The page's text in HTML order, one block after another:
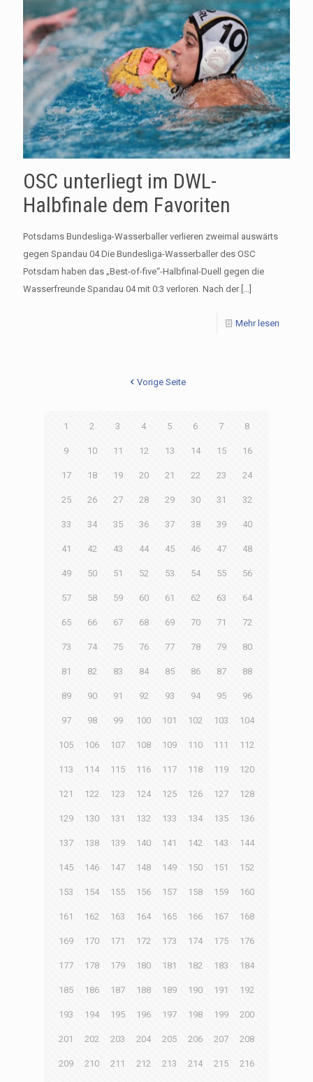
OSC unterliegt im DWL-
Halbfinale dem Favoriten
Potsdams Bundesliga-Wasserballer verlieren zweimal auswärts
gegen Spandau 04 Die Bundesliga-Wasserballer des OSC
Potsdam haben das „Best-of-five“-Halbfinal-Duell gegen die
Wasserfreunde Spandau 04 mit 0:3 verloren. Nach der[…]
Mehr lesen
Vorige Seite
1 2 3 4 5 6 7 8
9 10 11 12 13 14 15 16
17 18 19 20 21 22 23 24
25 26 27 28 29 30 31 32
33 34 35 36 37 38 39 40
41 42 43 44 45 46 47 48
49 50 51 52 53 54 55 56
57 58 59 60 61 62 63 64
65 66 67 68 69 70 71 72
73 74 75 76 77 78 79 80
81 82 83 84 85 86 87 88
89 90 91 92 93 94 95 96
97 98 99 100 101 102 103 104
105 106 107 108 109 110 111 112
113 114 115 116 117 118 119 120
121 122 123 124 125 126 127 128
129 130 131 132 133 134 135 136
137 138 139 140 141 142 143 144
145 146 147 148 149 150 151 152
153 154 155 156 157 158 159 160
161 162 163 164 165 166 167 168
169 170 171 172 173 174 175 176
177 178 179 180 181 182 183 184
185 186 187 188 189 190 191 192
193 194 195 196 197 198 199 200
201 202 203 204 205 206 207 208
209 210 211 212 213 214 215 216